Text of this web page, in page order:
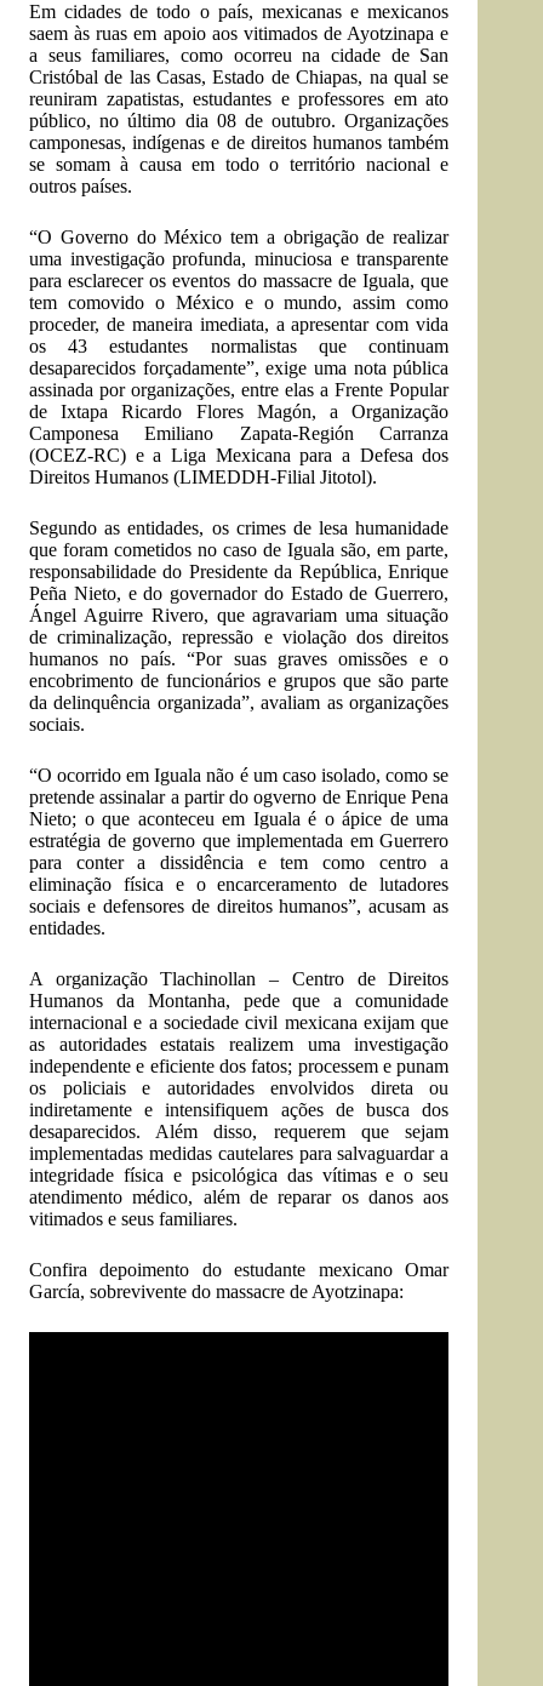
Em cidades de todo o país, mexicanas e mexicanos
saem às ruas em apoio aos vitimados de Ayotzinapa e
a seus familiares, como ocorreu na cidade de San
Cristóbal de las Casas, Estado de Chiapas, na qual se
reuniram zapatistas, estudantes e professores em ato
público, no último dia 08 de outubro. Organizações
camponesas, indígenas e de direitos humanos também
se somam à causa em todo o território nacional e
outros países.
“O Governo do México tem a obrigação de realizar
uma investigação profunda, minuciosa e transparente
para esclarecer os eventos do massacre de Iguala, que
tem comovido o México e o mundo, assim como
proceder, de maneira imediata, a apresentar com vida
os 43 estudantes normalistas que continuam
desaparecidos forçadamente”, exige uma nota pública
assinada por organizações, entre elas a Frente Popular
de Ixtapa Ricardo Flores Magón, a Organização
Camponesa Emiliano Zapata-Región Carranza
(OCEZ-RC) e a Liga Mexicana para a Defesa dos
Direitos Humanos (LIMEDDH-Filial Jitotol).
Segundo as entidades, os crimes de lesa humanidade
que foram cometidos no caso de Iguala são, em parte,
responsabilidade do Presidente da República, Enrique
Peña Nieto, e do governador do Estado de Guerrero,
Ángel Aguirre Rivero, que agravariam uma situação
de criminalização, repressão e violação dos direitos
humanos no país. “Por suas graves omissões e o
encobrimento de funcionários e grupos que são parte
da delinquência organizada”, avaliam as organizações
sociais.
“O ocorrido em Iguala não é um caso isolado, como se
pretende assinalar a partir do ogverno de Enrique Pena
Nieto; o que aconteceu em Iguala é o ápice de uma
estratégia de governo que implementada em Guerrero
para conter a dissidência e tem como centro a
eliminação física e o encarceramento de lutadores
sociais e defensores de direitos humanos”, acusam as
entidades.
A organização Tlachinollan – Centro de Direitos
Humanos da Montanha, pede que a comunidade
internacional e a sociedade civil mexicana exijam que
as autoridades estatais realizem uma investigação
independente e eficiente dos fatos; processem e punam
os policiais e autoridades envolvidos direta ou
indiretamente e intensifiquem ações de busca dos
desaparecidos. Além disso, requerem que sejam
implementadas medidas cautelares para salvaguardar a
integridade física e psicológica das vítimas e o seu
atendimento médico, além de reparar os danos aos
vitimados e seus familiares.
Confira depoimento do estudante mexicano Omar
García, sobrevivente do massacre de Ayotzinapa: